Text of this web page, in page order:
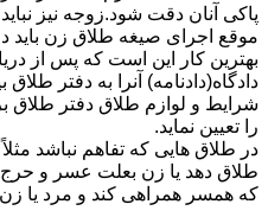
پاکی آنان دقت شود.زوجه نیز
موقع اجرای صیغه طلاق زن باید
بهترین کار این است که پس از
دادگاه(دادنامه) آنرا به دفتر
شرایط و لوازم طلاق دفتر طلاق
را تعیین نماید.
در طلاق هایی که تفاهم نباشد
طلاق دهد یا زن بعلت عسر و حرج
که همسر همراهی کند و مرد یا زن